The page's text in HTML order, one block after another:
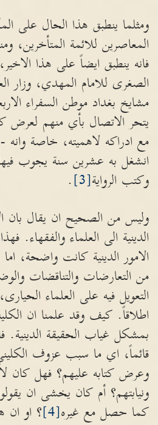
ومثلما ينطبق هذا الحال على
المعاصرين للائمة المتأخرين،
فانه ينطبق ايضاً على هذا
الصغرى للامام المهدي،
مشايخ بغداد موطن السفراء
يتحر الاتصال بأي منهم لعرض
مع ادراكه لاهميته، خاصة
انشغل به عشرين سنة يجوب فيها
وكتب الرواية[3]
.
وليس من الصحيح ان يقال بان
الدينية الى العلماء والفقهاء.
الامور الدينية كانت واضحة،
من التعارضات والتناقضات
التعويل فيه على العلماء
اطلاقاً. كيف وقد علمنا ان
بمشكل غياب الحقيقة
قائماً، اي ما سبب عزوف
وعرض كتابه عليهم؟ فهل كان
ونيابتهم؟ أم كان يخشى ان
كما حصل مع غيره[4]
؟ او ان